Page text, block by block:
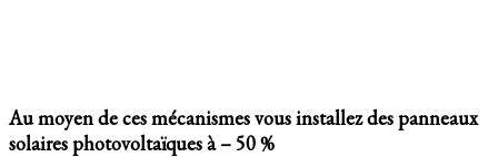
Au moyen de ces mécanismes vous installez des panneaux
solaires photovoltaïques à – 50 %